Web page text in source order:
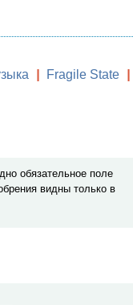
Fragile State
обязательное поле
видны только в